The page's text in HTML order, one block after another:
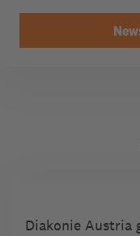
Diakonie Austria